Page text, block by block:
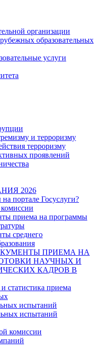
организации
образовательных
услуги
и терроризму
терроризму
проявлений
2026
портале Госуслуги?
приема на программы
среднего
ПРИЕМА НА
НАУЧНЫХ И
КАДРОВ В
статистика приема
испытаний
испытаний
комиссии